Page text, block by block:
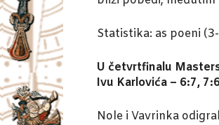
Statistika: as poeni
U četvrtfinalu
Ivu Karlovića – 6:7,
Nole i Vavrinka